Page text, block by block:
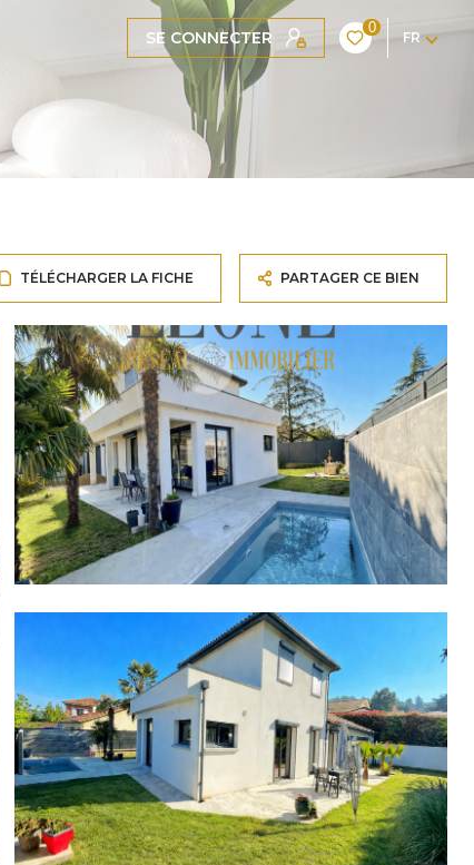
SE CONNECTER
0
FR
TÉLÉCHARGER LA FICHE PARTAGER CE BIEN